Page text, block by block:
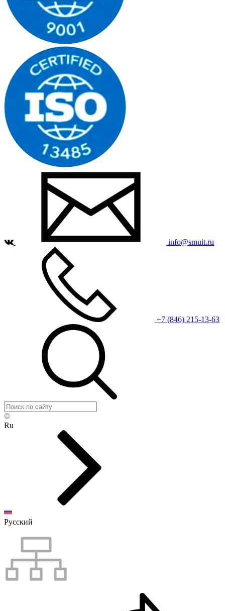
info@smuit.ru
+7 (846) 215-13-63
Ru
Русский